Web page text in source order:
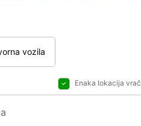
vozila
Enaka lokacija